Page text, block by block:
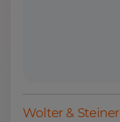
Wolter & Steiner